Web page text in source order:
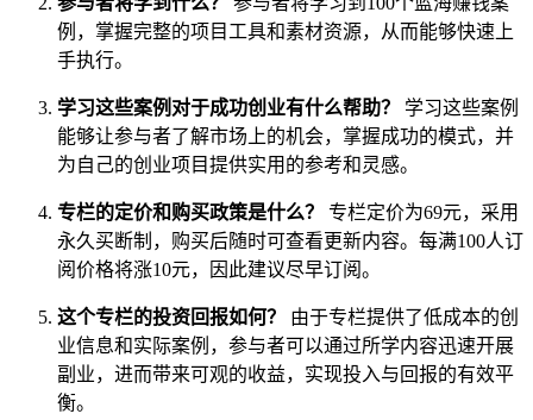
例，掌握完整的项目工具和素材资源，从而能够快速上
手执行。
学习这些案例对于成功创业有什么帮助？
学习这些案例
能够让参与者了解市场上的机会，掌握成功的模式，并
为自己的创业项目提供实用的参考和灵感。
专栏的定价和购买政策是什么？
专栏定价为69元，采用
永久买断制，购买后随时可查看更新内容。每满100人订
阅价格将涨10元，因此建议尽早订阅。
这个专栏的投资回报如何？
由于专栏提供了低成本的创
业信息和实际案例，参与者可以通过所学内容迅速开展
副业，进而带来可观的收益，实现投入与回报的有效平
衡。